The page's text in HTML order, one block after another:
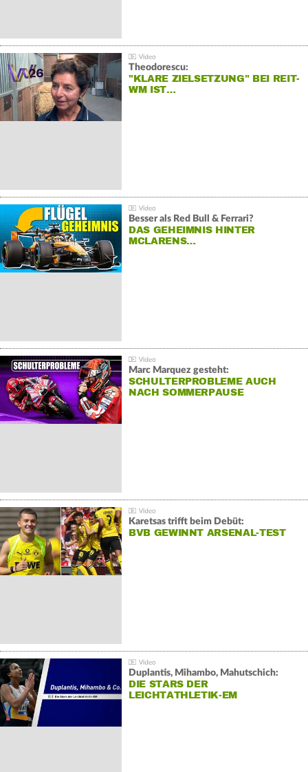
Theodorescu:
"KLARE ZIELSETZUNG" BEI REIT-
WM IST…
Besser als Red Bull & Ferrari?
DAS GEHEIMNIS HINTER
MCLARENS…
Marc Marquez gesteht:
SCHULTERPROBLEME AUCH
NACH SOMMERPAUSE
Karetsas trifft beim Debüt:
BVB GEWINNT ARSENAL-TEST
Duplantis, Mihambo, Mahutschich:
DIE STARS DER
LEICHTATHLETIK-EM